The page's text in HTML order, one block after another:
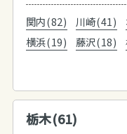
関内(82) 川崎(41)
横浜(19)
藤沢(18)
栃木(61)